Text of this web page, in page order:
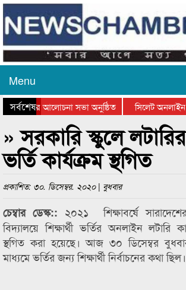
Menu
সর্বশেষ
দিবসের আলোচনা সভা অনুষ্ঠিত
সিলেট অনলাইন
সভা ও সম্মাননা প্রদান
কানাইঘাটের
» সরকারি স্কুলে
ভর্তি কার্যক্রম স্থগিত
প্রকাশিত: ৩০. ডিসেম্বর. ২০২০ | বুধবার
চেম্বার ডেস্ক:: ২০২১ শিক্ষাবর্ষে
বিদ্যালয়ে শিক্ষার্থী ভর্তির অনলাইন লটারি
স্থগিত করা হয়েছে। আজ ৩০ ডিসেম্বর
মাধ্যমে ভর্তির জন্য শিক্ষার্থী নির্বাচনের কথা ছিল।